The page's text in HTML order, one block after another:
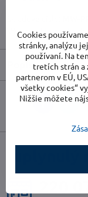
MW-
Výrobca:
Heidenfeld
Popis
uplynulý
237
Cookies
stránky, analýzu
používaní. Na
tretích strán a
partnerom v EÚ,
všetky cookies“
Nižšie môžete